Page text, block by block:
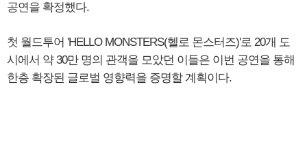
공연을 확정했다.
첫 월드투어 'HELLO MONSTERS(헬로 몬스터즈)'로 20개 도
시에서 약 30만 명의 관객을 모았던 이들은 이번 공연을 통해
한층 확장된 글로벌 영향력을 증명할 계획이다.